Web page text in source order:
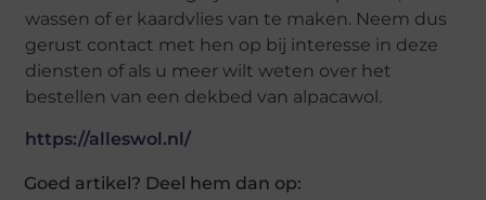
wassen of er kaardvlies van te maken. Neem dus
gerust contact met hen op bij interesse in deze
diensten of als u meer wilt weten over het
bestellen van een dekbed van alpacawol.
https://alleswol.nl/
Goed artikel? Deel hem dan op: